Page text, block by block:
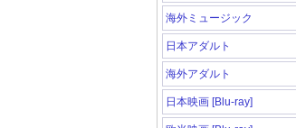
海外ミュージック
日本アダルト
海外アダルト
日本映画 [Blu-ray]